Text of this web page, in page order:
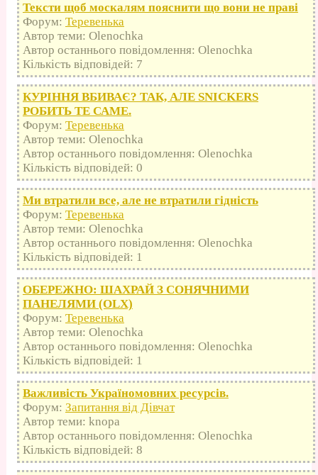
Тексти щоб москалям пояснити що вони не праві
Форум: Теревенька
Автор теми: Olenochka
Автор останнього повідомлення: Olenochka
Кількість відповідей: 7
КУРІННЯ ВБИВАЄ? ТАК, АЛЕ SNICKERS
РОБИТЬ ТЕ САМЕ.
Форум: Теревенька
Автор теми: Olenochka
Автор останнього повідомлення: Olenochka
Кількість відповідей: 0
Ми втратили все, але не втратили гідність
Форум: Теревенька
Автор теми: Olenochka
Автор останнього повідомлення: Olenochka
Кількість відповідей: 1
ОБЕРЕЖНО: ШАХРАЙ З СОНЯЧНИМИ
ПАНЕЛЯМИ (OLX)
Форум: Теревенька
Автор теми: Olenochka
Автор останнього повідомлення: Olenochka
Кількість відповідей: 1
Важливість Україномовних ресурсів.
Форум: Запитання від Дівчат
Автор теми: knopa
Автор останнього повідомлення: Olenochka
Кількість відповідей: 8